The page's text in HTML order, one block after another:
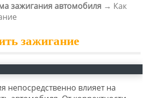
зажигания автомобиля → Как
зажигание
непосредственно влияет на